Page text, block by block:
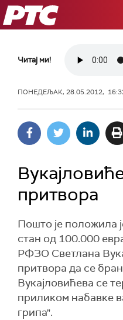
РТС
Читај ми!
ПОНЕДЕЉАК, 28.05.2012,
притвора
Пошто је положила
стан од 100.000
РФЗО Светлана
притвора да се
Вукајловићева се
приликом набавке
грипа".